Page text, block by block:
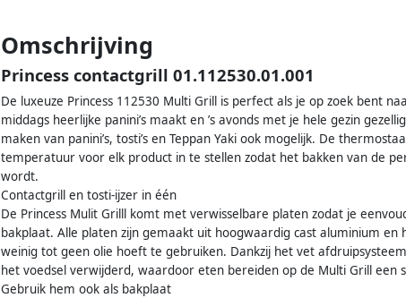
Omschrijving
Princess contactgrill 01.112530.01.001
De luxeuze Princess 112530 Multi Grill is perfect als je op zoek bent
middags heerlijke panini’s maakt en ’s avonds met je hele gezin
maken van panini’s, tosti’s en Teppan Yaki ook mogelijk. De
temperatuur voor elk product in te stellen zodat het bakken van de
wordt.
Contactgrill en tosti-ijzer in één
De Princess Mulit Grilll komt met verwisselbare platen zodat je
bakplaat. Alle platen zijn gemaakt uit hoogwaardig cast aluminium
weinig tot geen olie hoeft te gebruiken. Dankzij het vet
het voedsel verwijderd, waardoor eten bereiden op de Multi Grill een
Gebruik hem ook als bakplaat